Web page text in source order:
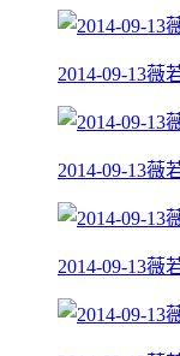
2014-09-13薇
2014-09-13薇
2014-09-13薇